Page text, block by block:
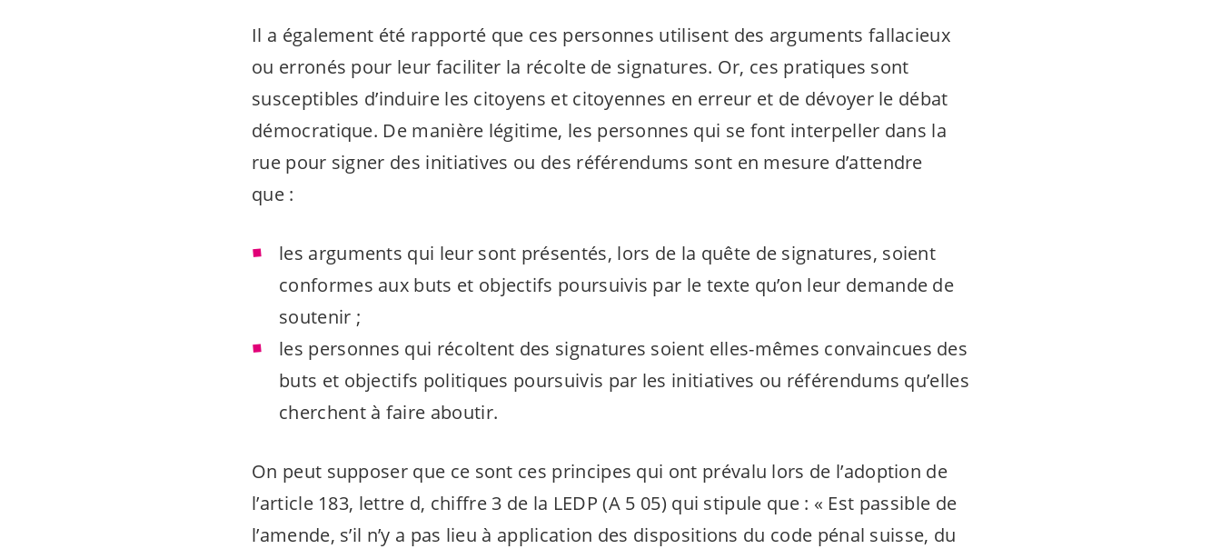
Il a également été rapporté que ces personnes utilisent des arguments fallacieux
ou erronés pour leur faciliter la récolte de signatures. Or, ces pratiques sont
susceptibles d’induire les citoyens et citoyennes en erreur et de dévoyer le débat
démocratique. De manière légitime, les personnes qui se font interpeller dans la
rue pour signer des initiatives ou des référendums sont en mesure d’attendre
que :
les arguments qui leur sont présentés, lors de la quête de signatures, soient
conformes aux buts et objectifs poursuivis par le texte qu’on leur demande de
soutenir ;
les personnes qui récoltent des signatures soient elles-mêmes convaincues des
buts et objectifs politiques poursuivis par les initiatives ou référendums qu’elles
cherchent à faire aboutir.
On peut supposer que ce sont ces principes qui ont prévalu lors de l’adoption de
l’article 183, lettre d, chiffre 3 de la LEDP (A 5 05) qui stipule que : « Est passible de
l’amende, s’il n’y a pas lieu à application des dispositions du code pénal suisse, du